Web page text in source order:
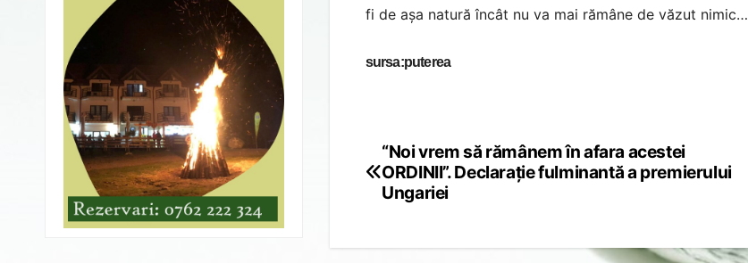
fi de așa natură încât nu va mai rămâne de văzut nimic…
sursa:puterea
Post
navigation
“Noi vrem să rămânem în afara acestei
ORDINII”. Declarație fulminantă a premierului
Ungariei